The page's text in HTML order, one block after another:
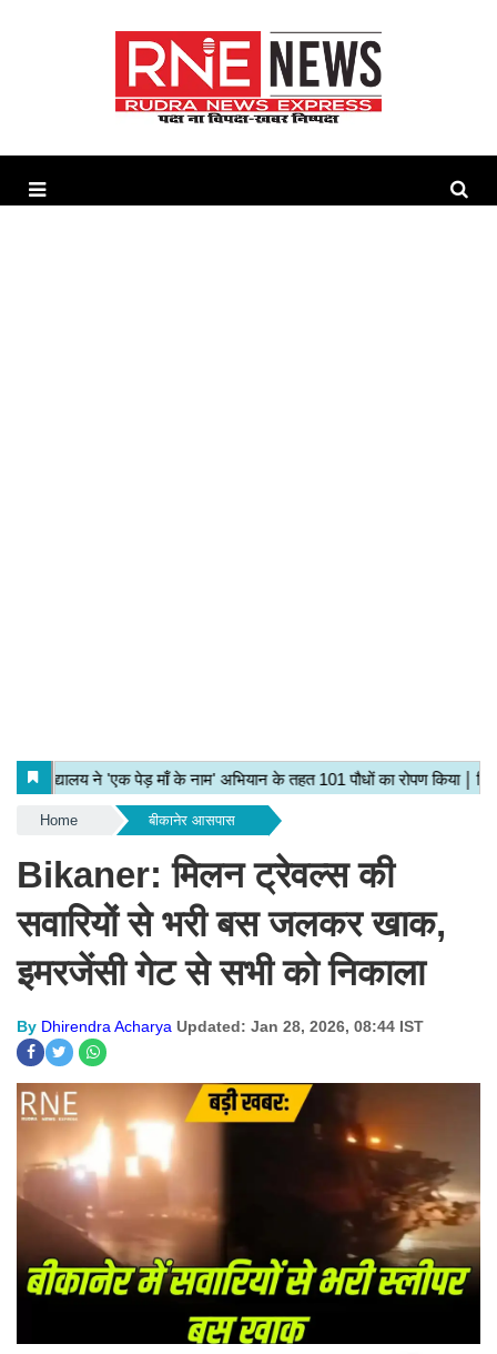
Home बीकानेर आसपास
Bikaner: मिलन ट्रेवल्स की
सवारियों से भरी बस जलकर खाक,
इमरजेंसी गेट से सभी को निकाला
By Dhirendra Acharya Updated: Jan 28, 2026, 08:44 IST